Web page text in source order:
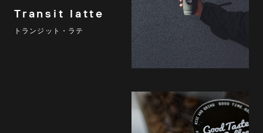
Transit latte
トランジット・ラテ